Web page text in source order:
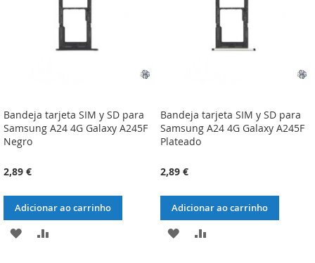
Bandeja tarjeta SIM y SD para
Samsung A24 4G Galaxy A245F
Negro
2,89 €
Adicionar ao carrinho
ADICIONAR
Bandeja tarjeta SIM y SD para
Samsung A24 4G Galaxy A245F
Plateado
2,89 €
Adicionar ao carrinho
ADICIONARADICIONAR